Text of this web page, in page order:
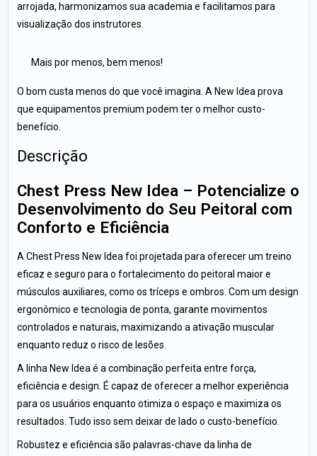
arrojada, harmonizamos sua academia e facilitamos para
visualização dos instrutores.
Mais por menos, bem menos!
O bom custa menos do que você imagina. A New Idea prova
que equipamentos premium podem ter o melhor custo-
benefício.
Descrição
Chest Press New Idea – Potencialize o
Desenvolvimento do Seu Peitoral com
Conforto e Eficiência
A Chest Press New Idea foi projetada para oferecer um treino
eficaz e seguro para o fortalecimento do peitoral maior e
músculos auxiliares, como os tríceps e ombros. Com um design
ergonômico e tecnologia de ponta, garante movimentos
controlados e naturais, maximizando a ativação muscular
enquanto reduz o risco de lesões.
A linha New Idea é a combinação perfeita entre força,
eficiência e design. É capaz de oferecer a melhor experiência
para os usuários enquanto otimiza o espaço e maximiza os
resultados. Tudo isso sem deixar de lado o custo-benefício.
Robustez e eficiência são palavras-chave da linha de